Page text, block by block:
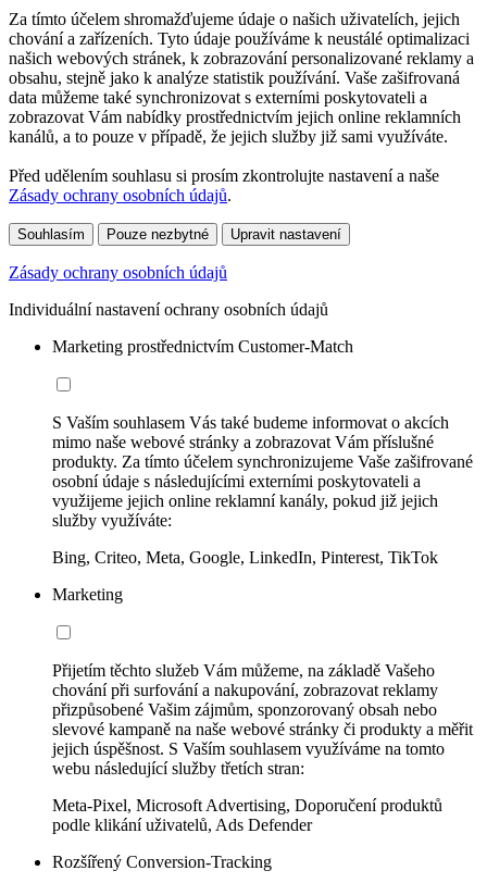
Za tímto účelem shromažďujeme údaje o našich uživatelích, jejich
chování a zařízeních. Tyto údaje používáme k neustálé optimalizaci
našich webových stránek, k zobrazování personalizované reklamy a
obsahu, stejně jako k analýze statistik používání. Vaše zašifrovaná
data můžeme také synchronizovat s externími poskytovateli a
zobrazovat Vám nabídky prostřednictvím jejich online reklamních
kanálů, a to pouze v případě, že jejich služby již sami využíváte.
Před udělením souhlasu si prosím zkontrolujte nastavení a naše
Zásady ochrany osobních údajů.
Souhlasím Pouze nezbytné Upravit nastavení
Zásady ochrany osobních údajů
Individuální nastavení ochrany osobních údajů
Marketing prostřednictvím Customer-Match
S Vaším souhlasem Vás také budeme informovat o akcích
mimo naše webové stránky a zobrazovat Vám příslušné
produkty. Za tímto účelem synchronizujeme Vaše zašifrované
osobní údaje s následujícími externími poskytovateli a
využijeme jejich online reklamní kanály, pokud již jejich
služby využíváte:
Bing, Criteo, Meta, Google, LinkedIn, Pinterest, TikTok
Marketing
Přijetím těchto služeb Vám můžeme, na základě Vašeho
chování při surfování a nakupování, zobrazovat reklamy
přizpůsobené Vašim zájmům, sponzorovaný obsah nebo
slevové kampaně na naše webové stránky či produkty a měřit
jejich úspěšnost. S Vaším souhlasem využíváme na tomto
webu následující služby třetích stran:
Meta-Pixel, Microsoft Advertising, Doporučení produktů
podle klikání uživatelů, Ads Defender
Rozšířený Conversion-Tracking